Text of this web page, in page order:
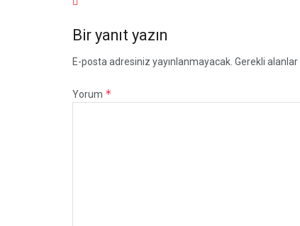
Bir yanıt yazın
E-posta adresiniz yayınlanmayacak. Gerekli alanlar
Yorum *